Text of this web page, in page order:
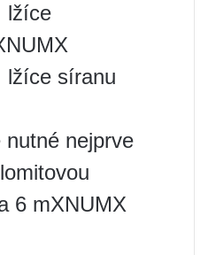
lžíce
lžíce síranu
nutné nejprve
6 mXNUMX